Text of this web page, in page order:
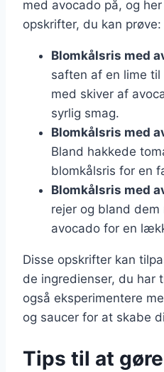
med avocado på, og
opskrifter, du kan prøve:
Blomkålsris med
saften af en lime
med skiver af
syrlig smag.
Blomkålsris med
Bland hakkede
blomkålsris for en
Blomkålsris med
rejer og bland
avocado for en
Disse opskrifter kan
de ingredienser, du har
også eksperimentere
og saucer for at skabe
Tips til at